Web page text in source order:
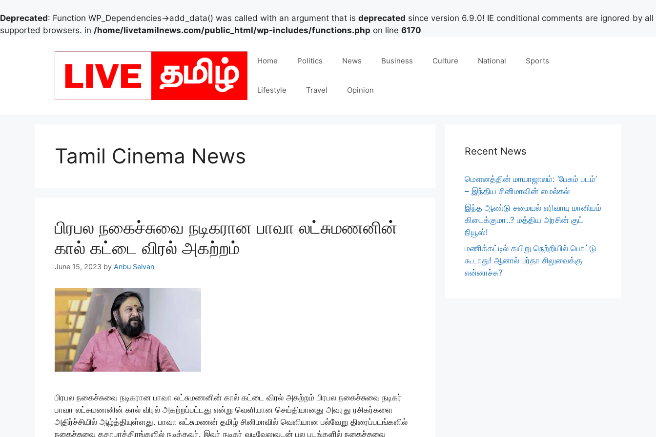
Deprecated: Function WP_Dependencies->add_data() was called with an argument that is deprecated since version 6.9.0! IE conditional comments are ignored by all
supported browsers. in /home/livetamilnews.com/public_html/wp-includes/functions.php on line 6170
Home Politics News Business Culture National Sports
Lifestyle Travel Opinion
Tamil Cinema News
பிரபல நகைச்சுவை நடிகரான பாவா லட்சுமணனின்
கால் கட்டை விரல் அகற்றம்
June 15, 2023 by Anbu Selvan
பிரபல நகைச்சுவை நடிகரான பாவா லட்சுமணனின் கால் கட்டை விரல் அகற்றம் பிரபல நகைச்சுவை நடிகர்
பாவா லட்சுமணனின் கால் விரல் அகற்றப்பட்டது என்று வெளியான செய்தியானது அவரது ரசிகர்களை
அதிர்ச்சியில் ஆழ்த்தியுள்ளது. பாவா லட்சுமணன் தமிழ் சினிமாவில் வெளியான பல்வேறு திரைப்படங்களில்
நகைச்சுவை கதாபாத்திரங்களில் நடித்தவர். இவர் நடிகர் வடிவேலுவுடன் பல படங்களில் நகைச்சுவை
Recent News
மௌனத்தின் மாயாஜாலம்: ‘பேசும் படம்’
– இந்திய சினிமாவின் மைல்கல்
இந்த ஆண்டு சமையல் எரிவாயு மானியம்
கிடைக்குமா..? மத்திய அரசின் குட்
நியூஸ்!
மணிக்கட்டில் கயிறு நெற்றியில் பொட்டு
கூடாது! ஆனால் பர்தா சிலுவைக்கு
என்னாச்சு?